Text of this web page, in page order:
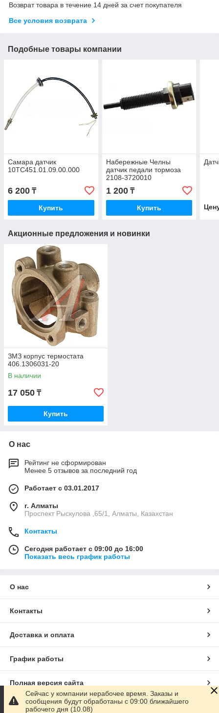
Возврат товара в течение 14 дней за счет покупателя
Все условия возврата
Подобные товары компании
Самара датчик
10ТС451.01.09.00.000
6 200 ₸
Купить
Набережные Челны
датчик педали тормоза
2108-3720010
1 200₸
Купить
Акционные предложения и новинки
ЗМЗ корпус термостата
406.1306031-20
В наличии
17 050 ₸
Купить
О нас
Рейтинг не сформирован
Менее 5 отзывов за последний год
Работает с 03.01.2017
г. Алматы
Проспект Рыскулова ,65/1, Алматы, Казахстан
Контакты
Сегодня работает с 09:00 до 16:00
Показать весь график работы
О нас
Контакты
Доставка и оплата
График работы
Полная версия сайта
Сайт создан на маркетплейсе
Сейчас у компании нерабочее время. Заказы и
сообщения будут обработаны с 09:00 ближайшего
рабочего дня (10.08)